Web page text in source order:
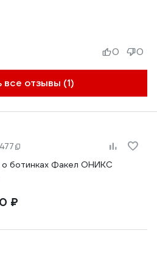
все отзывы (1)
0 0
ботинках Факел ОНИКС
₽